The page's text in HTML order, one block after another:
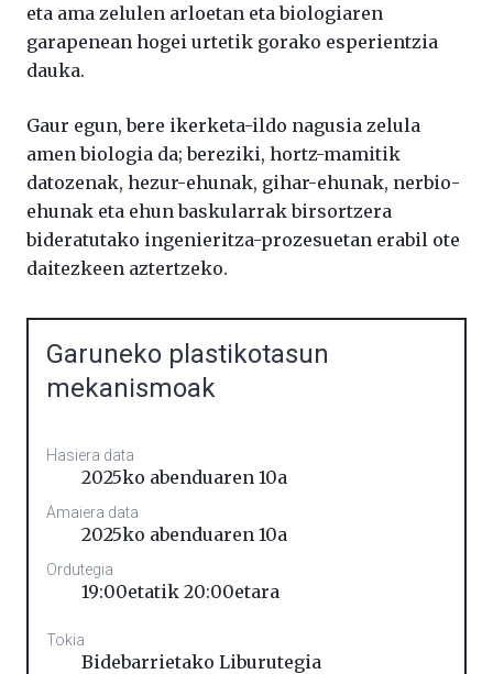
eta ama zelulen arloetan eta biologiaren
garapenean hogei urtetik gorako esperientzia
dauka.
Gaur egun, bere ikerketa-ildo nagusia zelula
amen biologia da; bereziki, hortz-mamitik
datozenak, hezur-ehunak, gihar-ehunak, nerbio-
ehunak eta ehun baskularrak birsortzera
bideratutako ingenieritza-prozesuetan erabil ote
daitezkeen aztertzeko.
Garuneko plastikotasun
mekanismoak
Hasiera data
2025ko abenduaren 10a
Amaiera data
2025ko abenduaren 10a
Ordutegia
19:00etatik 20:00etara
Tokia
Bidebarrietako Liburutegia